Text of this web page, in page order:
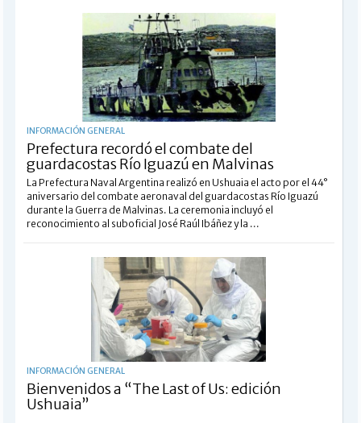
INFORMACIÓN GENERAL
Prefectura recordó el combate del
guardacostas Río Iguazú en Malvinas
La Prefectura Naval Argentina realizó en Ushuaia el acto por el 44°
aniversario del combate aeronaval del guardacostas Río Iguazú
durante la Guerra de Malvinas. La ceremonia incluyó el
reconocimiento al suboficial José Raúl Ibáñez y la ...
INFORMACIÓN GENERAL
Bienvenidos a “The Last of Us: edición
Ushuaia”